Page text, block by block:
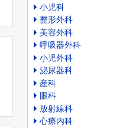
小児科
整形外科
美容外科
呼吸器外科
小児外科
泌尿器科
産科
眼科
放射線科
心療内科